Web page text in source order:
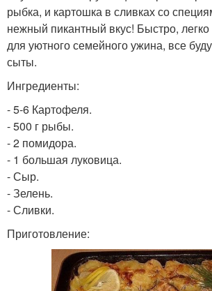
рыбка, и картошка в сливках со
нежный пикантный вкус! Быстро,
для уютного семейного ужина, все
сыты.
Ингредиенты:
- 5-6 Картофеля.
- 500 г рыбы.
- 2 помидора.
- 1 большая луковица.
- Сыр.
- Зелень.
- Сливки.
Приготовление: